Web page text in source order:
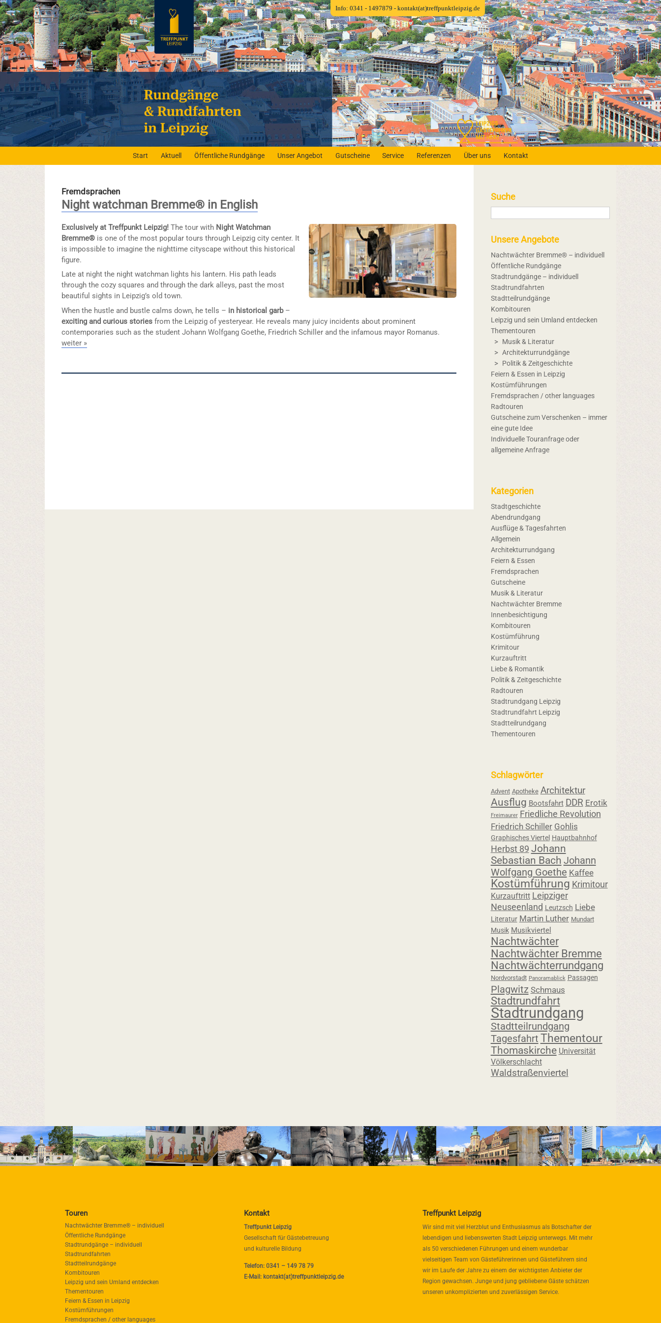
Start Aktuell Öffentliche Rundgänge Unser Angebot Gutscheine Service Referenzen Über uns Kontakt
Fremdsprachen
Night watchman Bremme® in English
Exclusively at Treffpunkt Leipzig! The tour with Night Watchman
Bremme® is one of the most popular tours through Leipzig city center. It
is impossible to imagine the nighttime cityscape without this historical
figure.
Late at night the night watchman lights his lantern. His path leads
through the cozy squares and through the dark alleys, past the most
beautiful sights in Leipzig’s old town.
When the hustle and bustle calms down, he tells – in historical garb–
exciting and curious stories from the Leipzig of yesteryear. He reveals many juicy incidents about prominent
contemporaries such as the student Johann Wolfgang Goethe, Friedrich Schiller and the infamous mayor Romanus.
weiter »
Suche
Unsere Angebote
Nachtwächter Bremme® – individuell
Öffentliche Rundgänge
Stadtrundgänge – individuell
Stadtrundfahrten
Stadtteilrundgänge
Kombitouren
Leipzig und sein Umland entdecken
Thementouren
Musik & Literatur
Architekturrundgänge
Politik & Zeitgeschichte
Feiern & Essen in Leipzig
Kostümführungen
Fremdsprachen / other languages
Radtouren
Gutscheine zum Verschenken – immer
eine gute Idee
Individuelle Touranfrage oder
allgemeine Anfrage
Kategorien
Stadtgeschichte
Abendrundgang
Ausflüge & Tagesfahrten
Allgemein
Architekturrundgang
Feiern & Essen
Fremdsprachen
Gutscheine
Musik & Literatur
Nachtwächter Bremme
Innenbesichtigung
Kombitouren
Kostümführung
Krimitour
Kurzauftritt
Liebe & Romantik
Politik & Zeitgeschichte
Radtouren
Stadtrundgang Leipzig
Stadtrundfahrt Leipzig
Stadtteilrundgang
Thementouren
Schlagwörter
Advent Apotheke Architektur
Ausflug Bootsfahrt DDR Erotik
Freimaurer Friedliche Revolution
Friedrich Schiller Gohlis
Graphisches Viertel Hauptbahnhof
Herbst 89 Johann
Sebastian Bach Johann
Wolfgang Goethe Kaffee
Kostümführung Krimitour
Kurzauftritt Leipziger
Neuseenland Leutzsch Liebe
Literatur Martin Luther Mundart
Musik Musikviertel
Nachtwächter
Nachtwächter Bremme
Nachtwächterrundgang
Nordvorstadt Panoramablick Passagen
Plagwitz Schmaus
Stadtrundfahrt
Stadtrundgang
Stadtteilrundgang
Tagesfahrt Thementour
Thomaskirche Universität
Völkerschlacht
Waldstraßenviertel
Touren
Nachtwächter Bremme® – individuell
Öffentliche Rundgänge
Stadtrundgänge – individuell
Stadtrundfahrten
Stadtteilrundgänge
Kombitouren
Leipzig und sein Umland entdecken
Thementouren
Feiern & Essen in Leipzig
Kostümführungen
Fremdsprachen / other languages
Kontakt
Treffpunkt Leipzig
Gesellschaft für Gästebetreuung
und kulturelle Bildung
Telefon: 0341 – 149 78 79
E-Mail: kontakt(at)treffpunktleipzig.de
Treffpunkt Leipzig
Wir sind mit viel Herzblut und Enthusiasmus als Botschafter der
lebendigen und liebenswerten Stadt Leipzig unterwegs. Mit mehr
als 50 verschiedenen Führungen und einem wunderbar
vielseitigen Team von Gästeführerinnen und Gästeführern sind
wir im Laufe der Jahre zu einem der wichtigsten Anbieter der
Region gewachsen. Junge und jung gebliebene Gäste schätzen
unseren unkomplizierten und zuverlässigen Service.
Info: 0341 - 1497879 - kontakt(at)treffpunktleipzig.de